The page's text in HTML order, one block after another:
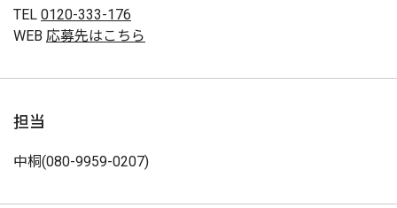
TEL 0120-333-176
WEB 応募先はこちら
担当
中桐(080-9959-0207)